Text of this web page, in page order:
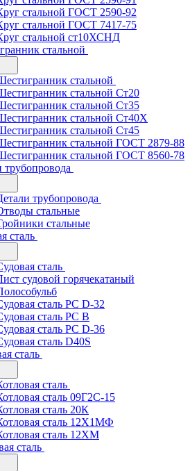
стальной ГОСТ 2590-92
стальной ГОСТ 7417-75
стальной ст10ХСНД
стальной
стальной
стальной Ст20
стальной Ст35
стальной Ст40Х
стальной Ст45
стальной ГОСТ 2879-88
стальной ГОСТ 8560-78
трубопровода
трубопровода
стальные
стальные
сталь
сталь
судовой горячекатаный
сталь РС D-32
сталь РС В
сталь РС D-36
сталь D40S
сталь
сталь
сталь 09Г2С-15
сталь 20К
сталь 12Х1МФ
сталь 12ХМ
сталь